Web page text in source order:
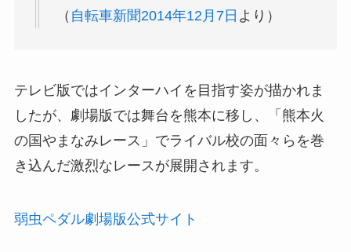
（ 自転車新聞2014年12月7日 より）
テレビ版ではインターハイを目指す姿が描かれま
したが、劇場版では舞台を熊本に移し、「熊本火
の国やまなみレース」でライバル校の面々らを巻
き込んだ激烈なレースが展開されます。
弱虫ペダル劇場版公式サイト